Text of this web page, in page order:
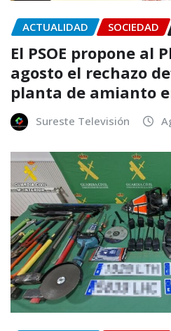
ACTUALIDAD SOCIEDAD
El PSOE propone al
agosto el rechazo
planta de amianto
Sureste Televisión